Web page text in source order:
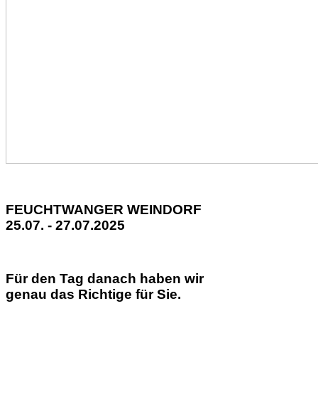
FEUCHTWANGER WEINDORF
25.07. - 27.07.2025
Für den Tag danach haben wir
genau das Richtige für Sie.